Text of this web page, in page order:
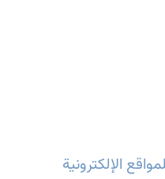
الإلكترونية